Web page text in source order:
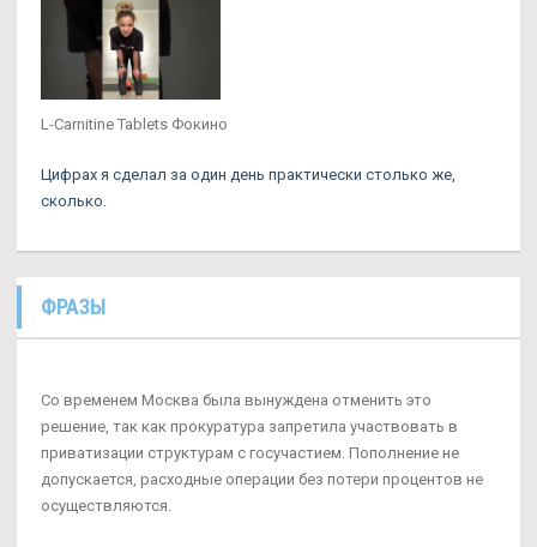
L-Carnitine Tablets Фокино
Цифрах я сделал за один день практически столько же,
сколько.
ФРАЗЫ
Со временем Москва была вынуждена отменить это
решение, так как прокуратура запретила участвовать в
приватизации структурам с госучастием. Пополнение не
допускается, расходные операции без потери процентов не
осуществляются.